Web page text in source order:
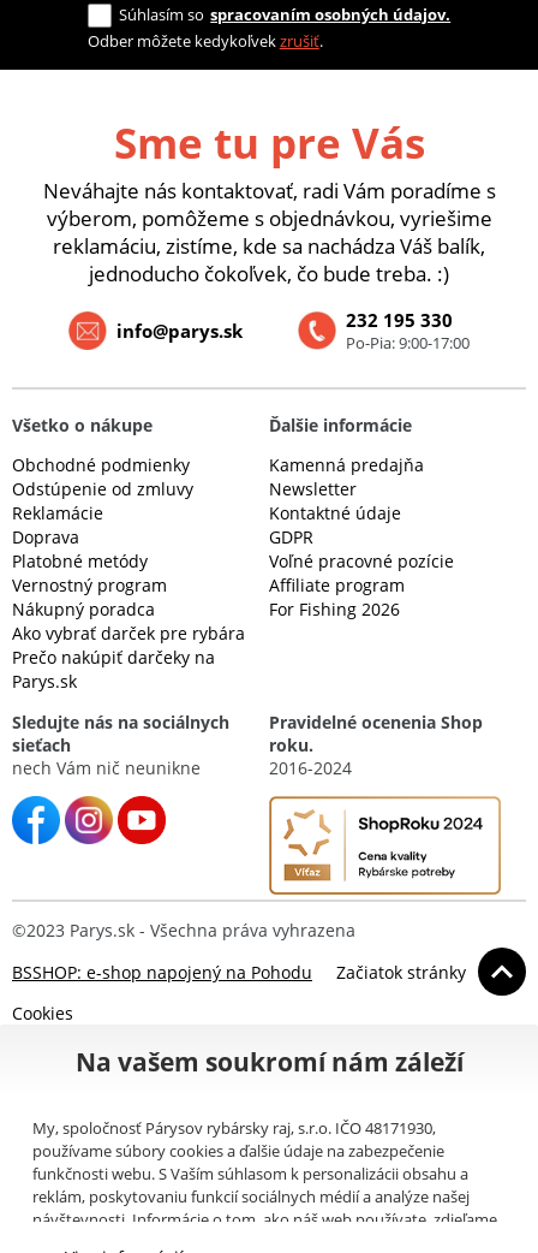
Súhlasím so spracovaním osobných údajov.
Odber môžete kedykoľvekzrušiť.
Sme tu pre Vás
Neváhajte nás kontaktovať, radi Vám poradíme s
výberom, pomôžeme s objednávkou, vyriešime
reklamáciu, zistíme, kde sa nachádza Váš balík,
jednoducho čokoľvek, čo bude treba. :)
232 195 330
Po-Pia: 9:00-17:00
info@parys.sk
Všetko o nákupe
Obchodné podmienky
Odstúpenie od zmluvy
Reklamácie
Doprava
Platobné metódy
Vernostný program
Nákupný poradca
Ako vybrať darček pre rybára
Prečo nakúpiť darčeky na
Parys.sk
Ďalšie informácie
Kamenná predajňa
Newsletter
Kontaktné údaje
GDPR
Voľné pracovné pozície
Affiliate program
For Fishing 2026
Sledujte nás na sociálnych
sieťach
nech Vám nič neunikne
Pravidelné ocenenia Shop
roku.
2016-2024
©2023 Parys.sk - Všechna práva vyhrazena
BSSHOP: e-shop napojený na Pohodu
Začiatok stránky
Cookies
Na vašem soukromí nám záleží
My, spoločnosť Párysov rybársky raj, s.r.o. IČO 48171930,
používame súbory cookies a ďalšie údaje na zabezpečenie
funkčnosti webu. S Vaším súhlasom k personalizácii obsahu a
reklám, poskytovaniu funkcií sociálnych médií a analýze našej
návštevnosti. Informácie o tom, ako náš web používate, zdieľame